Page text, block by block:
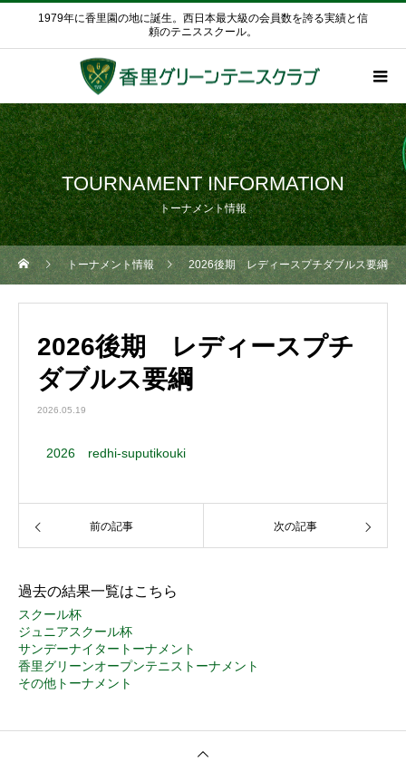
1979年に香里園の地に誕生。西日本最大級の会員数を誇る実績と信
頼のテニススクール。
TOURNAMENT INFORMATION
トーナメント情報
トーナメント情報 2026後期 レディースプチダブルス要綱
2026後期 レディースプチ
ダブルス要綱
2026.05.19
2026 redhi-suputikouki
前の記事 次の記事
過去の結果一覧はこちら
スクール杯
ジュニアスクール杯
サンデーナイタートーナメント
香里グリーンオープンテニストーナメント
その他トーナメント